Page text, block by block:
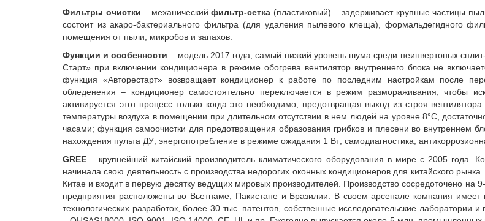
Фильтры очистки – механическийфильтр-сетка (пластиковый) – задерживает крупные частицы
состоит из акаро-бактериального фильтра (для удаления пылевого клеща), формальдегидного
помещения от пыли, микробов и запахов.
Функции и особенности – модель 2017 года; самый низкий уровень шума среди неинвертоных
Старт» при включении кондиционера в режиме обогрева вентилятор внутреннего блока не
функция «Авторестарт» возвращает кондиционер к работе по последним настройкам после
обледенения – кондиционер самостоятельно переключается в режим размораживания, чтобы
активируется этот процесс только когда это необходимо, предотвращая выход из строя
температуры воздуха в помещении при длительном отсутствии в нем людей на уровне 8°С,
часами; функция самоочистки для предотвращения образования грибков и плесени во внутреннем
нахождения пульта ДУ; энергопотребление в режиме ожидания 1 Вт; самодиагностика;
GREE – крупнейший китайский производитель климатического оборудования в мире с 2005
начинала свою деятельность с производства недорогих оконных кондиционеров для китайского
Китае и входит в первую десятку ведущих мировых производителей. Производство сосредоточено на
предприятия расположены во Вьетнаме, Пакистане и Бразилии. В своем арсенале компания
технологических разработок, более 30 тыс. патентов, собственные исследовательские лаборатории